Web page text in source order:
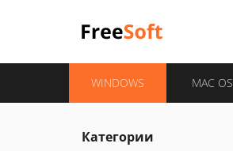
WINDOWS MAC OS
Категории